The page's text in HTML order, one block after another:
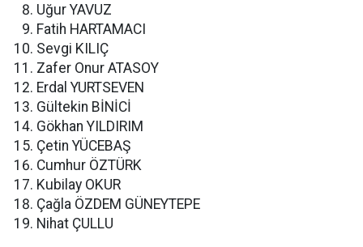
Uğur YAVUZ
Fatih HARTAMACI
Sevgi KILIÇ
Zafer Onur ATASOY
Erdal YURTSEVEN
Gültekin BİNİCİ
Gökhan YILDIRIM
Çetin YÜCEBAŞ
Cumhur ÖZTÜRK
Kubilay OKUR
Çağla ÖZDEM GÜNEYTEPE
Nihat ÇULLU